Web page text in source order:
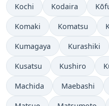
Kochi Kodaira
Komaki Komatsu
Kumagaya Kurashiki
Kusatsu Kushiro
Machida Maebashi